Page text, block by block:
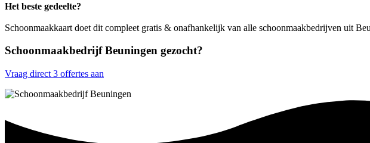
Het beste gedeelte?
Schoonmaakkaart doet dit compleet gratis & onafhankelijk van alle schoonmaakbedrijven uit
Schoonmaakbedrijf Beuningen gezocht?
Vraag direct 3 offertes aan